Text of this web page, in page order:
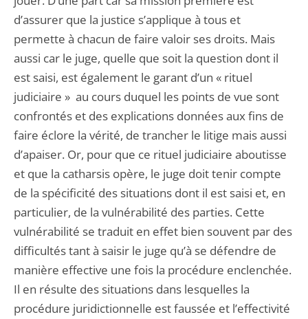
d’assurer que la justice s’applique à tous et
permette à chacun de faire valoir ses droits. Mais
aussi car le juge, quelle que soit la question dont il
est saisi, est également le garant d’un « rituel
judiciaire » au cours duquel les points de vue sont
confrontés et des explications données aux fins de
faire éclore la vérité, de trancher le litige mais aussi
d’apaiser. Or, pour que ce rituel judiciaire aboutisse
et que la catharsis opère, le juge doit tenir compte
de la spécificité des situations dont il est saisi et, en
particulier, de la vulnérabilité des parties. Cette
vulnérabilité se traduit en effet bien souvent par des
difficultés tant à saisir le juge qu’à se défendre de
manière effective une fois la procédure enclenchée.
Il en résulte des situations dans lesquelles la
procédure juridictionnelle est faussée et l’effectivité